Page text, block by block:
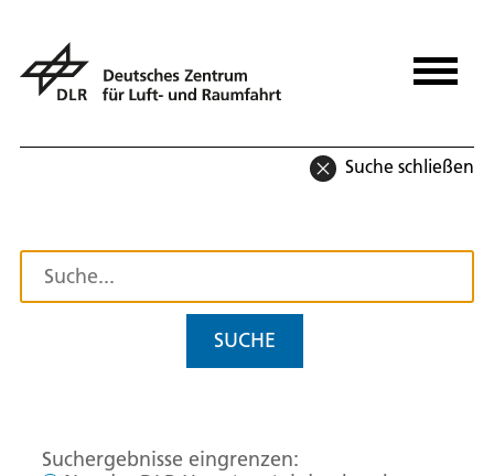
Suche schließen
SUCHE
Suchergebnisse eingrenzen: